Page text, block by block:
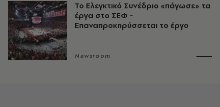
Το Ελεγκτικό Συνέδριο «πάγωσε» τα
έργα στο ΣΕΦ -
Επαναπροκηρύσσεται το έργο
Newsroom